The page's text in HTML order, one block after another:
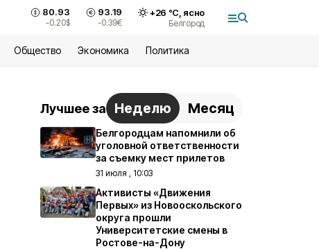
80.93
-0.20$
93.19
-0.39€
+26 °С, ясно
Белгород
Общество Экономика Политика
Лучшее за Неделю Месяц
Белгородцам напомнили об
уголовной ответственности
за съемку мест прилетов
31 июля , 10:03
Активисты «Движения
Первых» из Новооскольского
округа прошли
Университетские смены в
Ростове-на-Дону